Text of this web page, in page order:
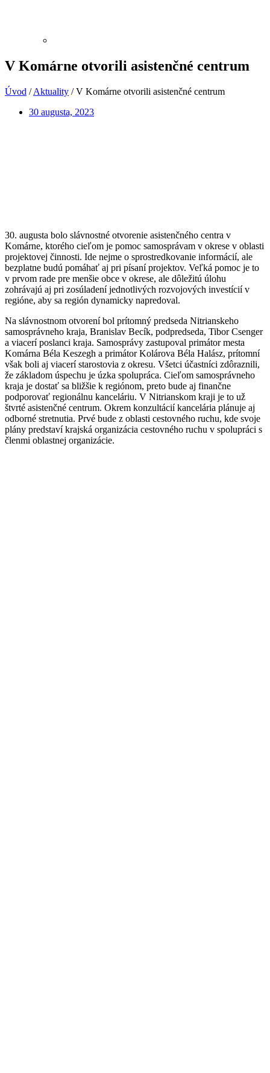
V Komárne otvorili asistenčné centrum
Úvod /Aktuality /V Komárne otvorili asistenčné centrum
30 augusta, 2023
30. augusta bolo slávnostné otvorenie asistenčného centra v
Komárne, ktorého cieľom je pomoc samosprávam v okrese v oblasti
projektovej činnosti. Ide nejme o sprostredkovanie informácií, ale
bezplatne budú pomáhať aj pri písaní projektov. Veľká pomoc je to
v prvom rade pre menšie obce v okrese, ale dôležitú úlohu
zohrávajú aj pri zosúladení jednotlivých rozvojových investícií v
regióne, aby sa región dynamicky napredoval.
Na slávnostnom otvorení bol prítomný predseda Nitrianskeho
samosprávneho kraja, Branislav Becík, podpredseda, Tibor Csenger
a viacerí poslanci kraja. Samosprávy zastupoval primátor mesta
Komárna Béla Keszegh a primátor Kolárova Béla Halász, prítomní
však boli aj viacerí starostovia z okresu. Všetci účastníci zdôraznili,
že základom úspechu je úzka spolupráca. Cieľom samosprávneho
kraja je dostať sa bližšie k regiónom, preto bude aj finančne
podporovať regionálnu kanceláriu. V Nitrianskom kraji je to už
štvrté asistenčné centrum. Okrem konzultácií kancelária plánuje aj
odborné stretnutia. Prvé bude z oblasti cestovného ruchu, kde svoje
plány predstaví krajská organizácia cestovného ruchu v spolupráci s
členmi oblastnej organizácie.